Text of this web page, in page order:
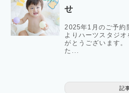
せ
2025年1月のご予約
よりハーツスタジオ
がとうございます
た...
記